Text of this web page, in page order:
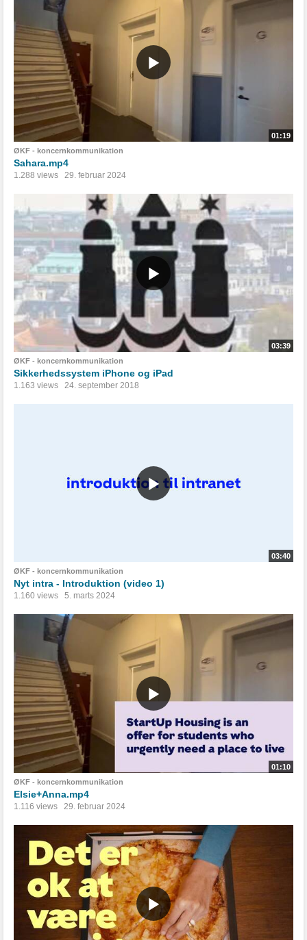
01:19
ØKF - koncernkommunikation
Sahara.mp4
1.288 views 29. februar 2024
03:39
ØKF - koncernkommunikation
Sikkerhedssystem iPhone og iPad
1.163 views 24. september 2018
03:40
ØKF - koncernkommunikation
Nyt intra - Introduktion (video 1)
1.160 views 5. marts 2024
01:10
ØKF - koncernkommunikation
Elsie+Anna.mp4
1.116 views 29. februar 2024